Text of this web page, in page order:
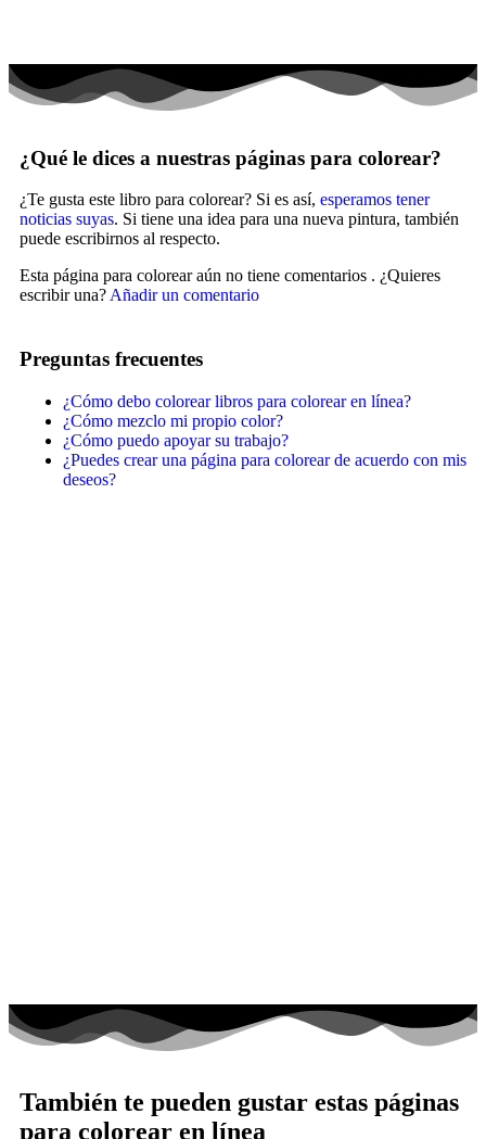
Invierno y navidad
Música e instrumentos musicales
Peluches y caballos
Primavera y pascua
San Valentín y amor
Transporte
Nezaradené
Sin categorizar
¿Qué le dices a nuestras páginas para colorear?
¿Te gusta este libro para colorear? Si es así, esperamos tener
noticias suyas. Si tiene una idea para una nueva pintura, también
puede escribirnos al respecto.
Esta página para colorear aún no tiene comentarios . ¿Quieres
escribir una?Añadir un comentario
Preguntas frecuentes
¿Cómo debo colorear libros para colorear en línea?
¿Cómo mezclo mi propio color?
¿Cómo puedo apoyar su trabajo?
¿Puedes crear una página para colorear de acuerdo con mis
deseos?
También te pueden gustar estas páginas
para colorear en línea